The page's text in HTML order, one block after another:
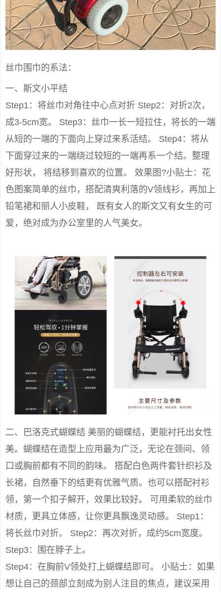
丝巾围巾的系法：
一、斯文小平结
Step1：将丝巾对角往中心点对折 Step2：对折2次，
成3-5cm宽。 Step3：丝巾一长一短拉住，将长的一端
从短的一端的下面向上穿过来系活结。 Step4：将从
下面穿过来的一端绕过较短的一端再系一个结。整理
好形状， 将结移到喜欢的位置。 效果图?小贴士：花
色图案简单的丝巾，搭配清爽利落的V领线衫，再加上
铅笔裙和丽人小皮鞋， 既有女人的斯文又有女生的可
爱，绝对成为办公室里的人气美女。
二、巴洛克式蝴蝶结 美丽的蝴蝶结，更能衬托出女性
美。蝴蝶结在造型上应用最为广泛，无论在颈间、领
口或胸前都有不同的韵味。 搭配白色两件套针织衫及
长裙，自然垂下的结更有优雅气质。也可以搭配衬衫
领，第一个扣子解开，效果比较好。 可用柔软的丝巾
材质，更具立体感，让你更具飘逸灵动感。 Step1：
将长丝巾对折。 Step2：再次对折，成约5cm宽度。
Step3：围在脖子上。
Step4：在胸前V领处打上蝴蝶结即可。 小贴士：如果
想让自己的颈部立刻成为别人注目的焦点，建议采用